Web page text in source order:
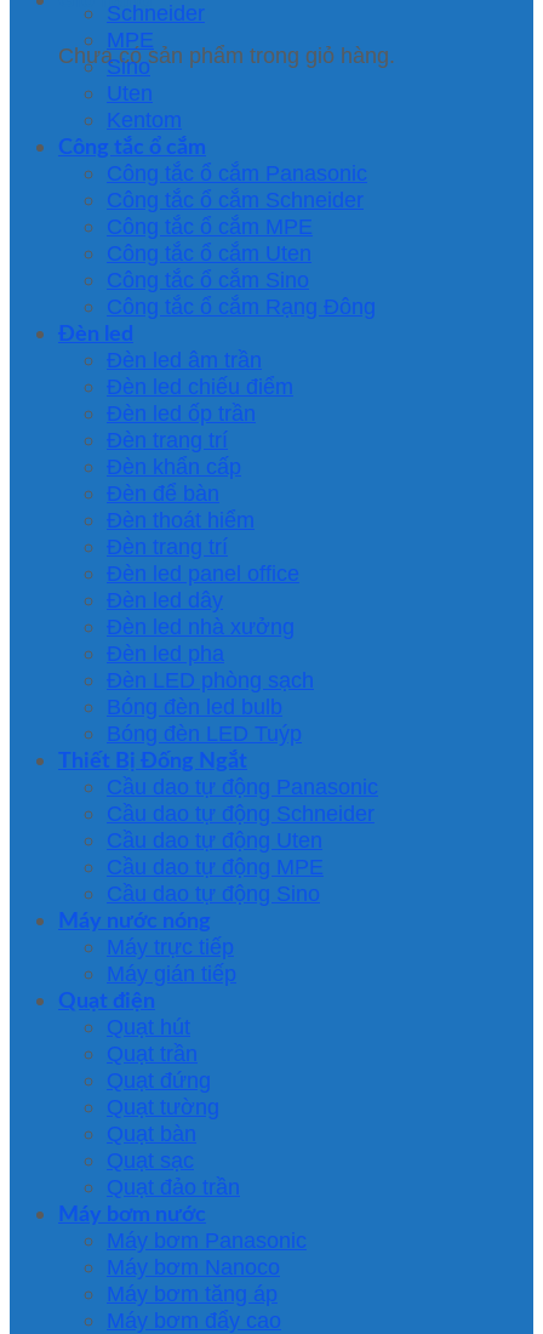
Chưa có sản phẩm trong giỏ hàng.
Schneider
MPE
Sino
Uten
Kentom
Công tắc ổ cắm
Công tắc ổ cắm Panasonic
Công tắc ổ cắm Schneider
Công tắc ổ cắm MPE
Công tắc ổ cắm Uten
Công tắc ổ cắm Sino
Công tắc ổ cắm Rạng Đông
Đèn led
Đèn led âm trần
Đèn led chiếu điểm
Đèn led ốp trần
Đèn trang trí
Đèn khẩn cấp
Đèn để bàn
Đèn thoát hiểm
Đèn trang trí
Đèn led panel office
Đèn led dây
Đèn led nhà xưởng
Đèn led pha
Đèn LED phòng sạch
Bóng đèn led bulb
Bóng đèn LED Tuýp
Thiết Bị Đống Ngắt
Cầu dao tự động Panasonic
Cầu dao tự động Schneider
Cầu dao tự động Uten
Cầu dao tự động MPE
Cầu dao tự động Sino
Máy nước nóng
Máy trực tiếp
Máy gián tiếp
Quạt điện
Quạt hút
Quạt trần
Quạt đứng
Quạt tường
Quạt bàn
Quạt sạc
Quạt đảo trần
Máy bơm nước
Máy bơm Panasonic
Máy bơm Nanoco
Máy bơm tăng áp
Máy bơm đẩy cao